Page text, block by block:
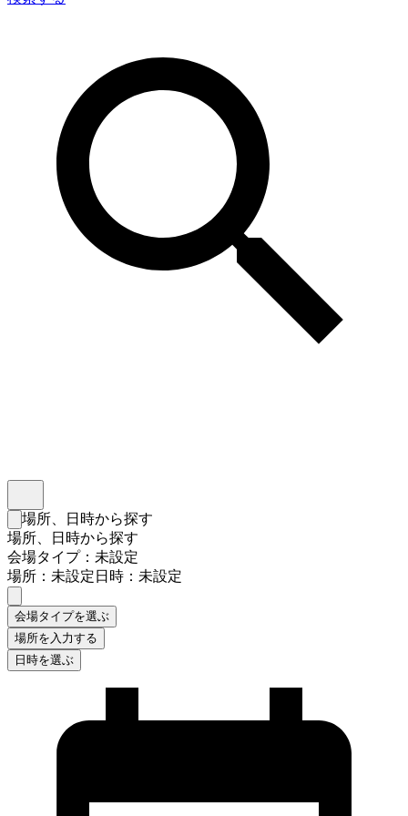
検索フォームを閉じる
場所、日時から探す
場所、日時から探す
会場タイプ：未設定
場所：未設定日時：未設定
会場タイプを選ぶ
場所を入力する
日時を選ぶ